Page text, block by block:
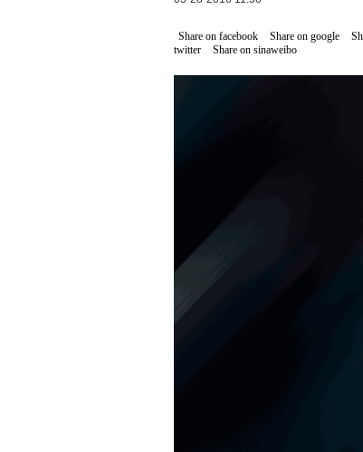
Share on facebook Share on google
twitter
Share on sinaweibo